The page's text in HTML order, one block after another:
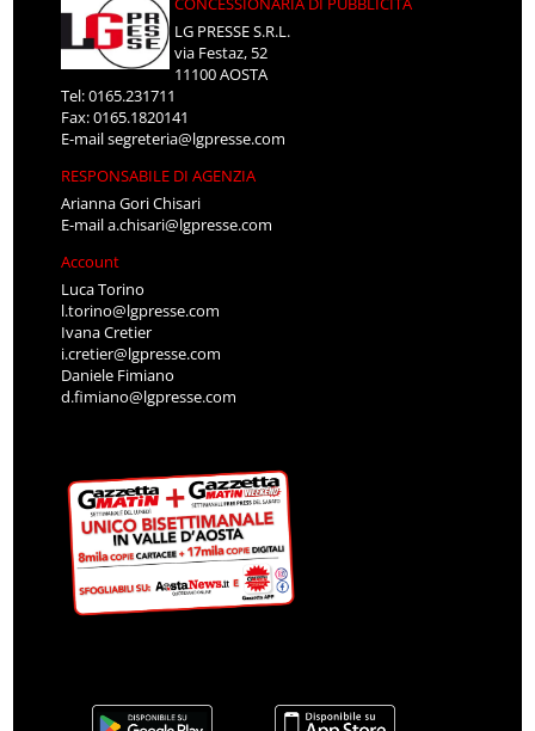
LG PRESSE S.R.L.
via Festaz, 52
11100 AOSTA
Tel: 0165.231711
Fax: 0165.1820141
E-mailsegreteria@lgpresse.com
RESPONSABILE DI AGENZIA
Arianna Gori Chisari
E-maila.chisari@lgpresse.com
Account
Luca Torino
l.torino@lgpresse.com
Ivana Cretier
i.cretier@lgpresse.com
Daniele Fimiano
d.fimiano@lgpresse.com